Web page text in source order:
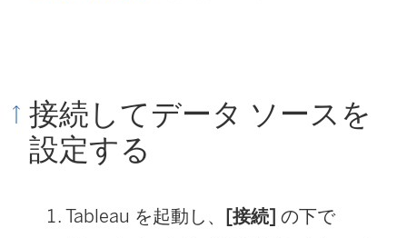
接続してデータ ソースを
設定する
Tableau を起動し、 [接続] の下で